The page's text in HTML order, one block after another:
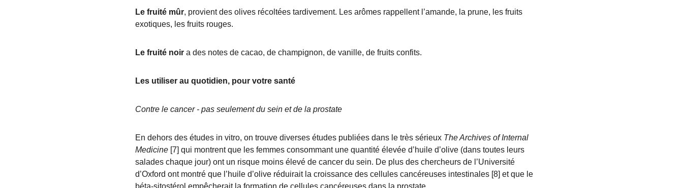
Le fruité mûr, provient des olives récoltées tardivement. Les arômes rappellent l’amande, la prune, les fruits
exotiques, les fruits rouges.
Le fruité noir a des notes de cacao, de champignon, de vanille, de fruits confits.
Les utiliser au quotidien, pour votre santé
Contre le cancer - pas seulement du sein et de la prostate
En dehors des études in vitro, on trouve diverses études publiées dans le très sérieux The Archives of Internal
Medicine [7] qui montrent que les femmes consommant une quantité élevée d’huile d’olive (dans toutes leurs
salades chaque jour) ont un risque moins élevé de cancer du sein. De plus des chercheurs de l’Université
d’Oxford ont montré que l’huile d’olive réduirait la croissance des cellules cancéreuses intestinales [8] et que le
béta-sitostérol empêcherait la formation de cellules cancéreuses dans la prostate.